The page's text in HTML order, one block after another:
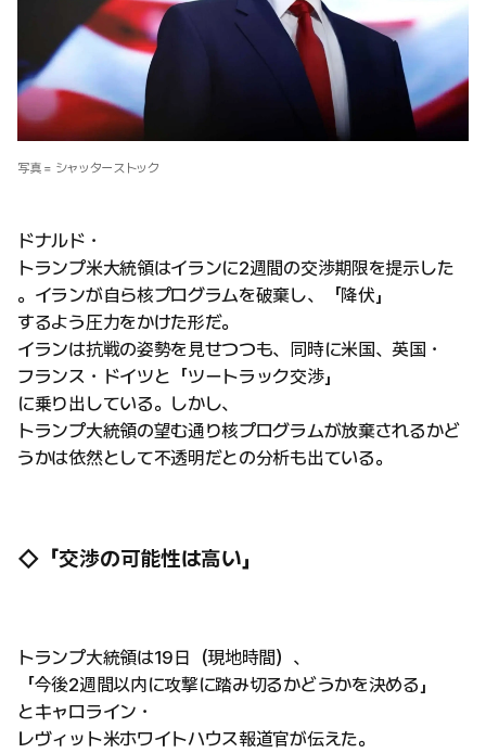
写真 = シャッターストック
ドナルド・
トランプ米大統領はイランに2週間の交渉期限を提示した
。イランが自ら核プログラムを破棄し、「降伏」
するよう圧力をかけた形だ。
イランは抗戦の姿勢を見せつつも、同時に米国、英国・
フランス・ドイツと「ツートラック交渉」
に乗り出している。しかし、
トランプ大統領の望む通り核プログラムが放棄されるかど
うかは依然として不透明だとの分析も出ている。
◇「交渉の可能性は高い」
トランプ大統領は19日（現地時間）、
「今後2週間以内に攻撃に踏み切るかどうかを決める」
とキャロライン・
レヴィット米ホワイトハウス報道官が伝えた。